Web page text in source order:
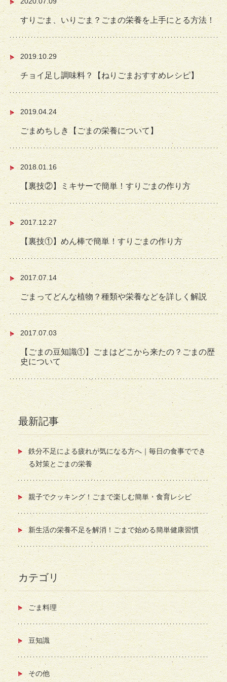
すりごま、いりごま？ごまの栄養を上手にとる方法！
2019.10.29
チョイ足し調味料？【ねりごまおすすめレシピ】
2019.04.24
ごまめちしき【ごまの栄養について】
2018.01.16
【裏技②】ミキサーで簡単！すりごまの作り方
2017.12.27
【裏技①】めん棒で簡単！すりごまの作り方
2017.07.14
ごまってどんな植物？種類や栄養などを詳しく解説
2017.07.03
【ごまの豆知識①】ごまはどこから来たの？ごまの歴
史について
最新記事
鉄分不足による疲れが気になる方へ｜毎日の食事ででき
る対策とごまの栄養
親子でクッキング！ごまで楽しむ簡単・食育レシピ
新生活の栄養不足を解消！ごまで始める簡単健康習慣
カテゴリ
ごま料理
豆知識
その他